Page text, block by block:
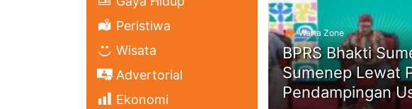
Peristiwa
Wisata
Advertorial
Ekonomi
Warta Zone
BPRS Bhakti
Sumenep Lewat
Pendampingan